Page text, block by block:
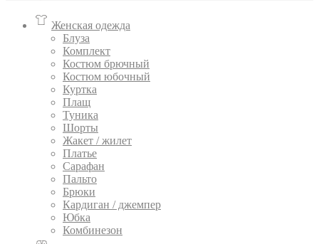
Женская одежда
Блуза
Комплект
Костюм брючный
Костюм юбочный
Куртка
Плащ
Туника
Шорты
Жакет / жилет
Платье
Сарафан
Пальто
Брюки
Кардиган / джемпер
Юбка
Комбинезон